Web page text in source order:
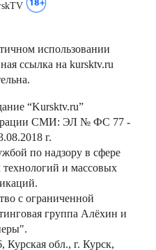
использовании
ссылка на kursktv.ru
“Kursktv.ru”
СМИ: ЭЛ № ФС 77 -
г.
по надзору в сфере
и массовых
с ограниченной
группа Алёхин и
Курская обл., г. Курск,